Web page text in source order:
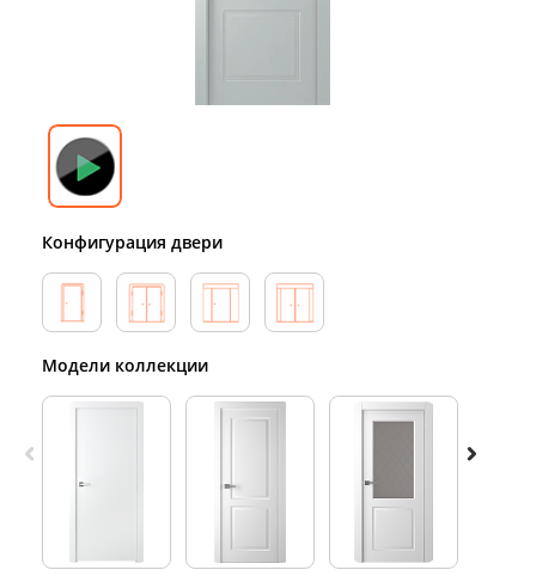
Конфигурация двери
Модели коллекции